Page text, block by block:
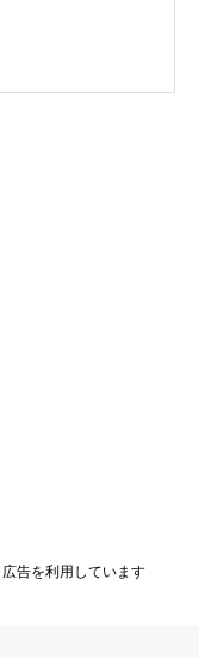
告を利用しています